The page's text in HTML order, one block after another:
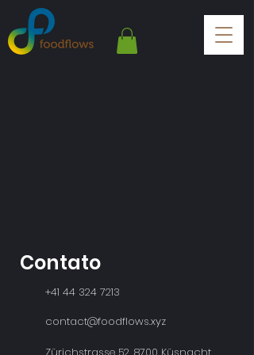
Contato
+41 44 324 7213
contact@foodflows.xyz